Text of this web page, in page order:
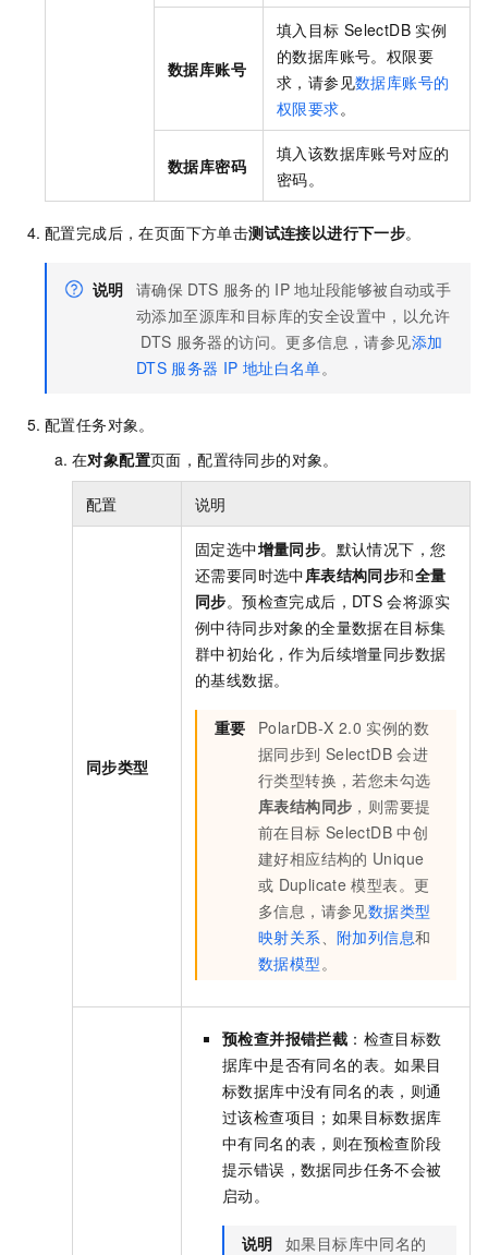
数据库账号
填入目标 SelectDB 实例
的数据库账号。权限要
求，请参见数据库账号的
权限要求。
数据库密码
填入该数据库账号对应的
密码。
配置完成后，在页面下方单击测试连接以进行下一步。
说明 请确保 DTS 服务的 IP 地址段能够被自动或手
动添加至源库和目标库的安全设置中，以允许
DTS 服务器的访问。更多信息，请参见添加
DTS 服务器 IP 地址白名单。
配置任务对象。
在对象配置页面，配置待同步的对象。
配置 说明
同步类型
固定选中增量同步。默认情况下，您
还需要同时选中库表结构同步和全量
同步。预检查完成后，DTS 会将源实
例中待同步对象的全量数据在目标集
群中初始化，作为后续增量同步数据
的基线数据。
重要 PolarDB-X 2.0 实例的数
据同步到 SelectDB 会进
行类型转换，若您未勾选
库表结构同步 ，则需要提
前在目标 SelectDB 中创
建好相应结构的 Unique
或 Duplicate 模型表。更
多信息，请参见数据类型
映射关系 、附加列信息和
数据模型 。
预检查并报错拦截 ：检查目标数
据库中是否有同名的表。如果目
标数据库中没有同名的表，则通
过该检查项目；如果目标数据库
中有同名的表，则在预检查阶段
提示错误，数据同步任务不会被
启动。
说明 如果目标库中同名的